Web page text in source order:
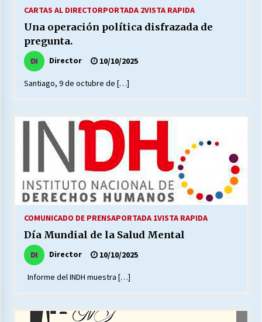
MUNICIPALIDAD, TRABAJADORES, CLIMA
13/07/2026
Escuela hospitalaria El Carmen de Maipu.
¿Qué habrían dicho?
23/06/2026
VOLVER A SER ALTERNATIVA
16/06/2026
28/05/2026
CARTAS AL DIRECTORPORTADA 2VISTA RAPIDA
Una operación política disfrazada de
pregunta.
Director 10/10/2025
Santiago, 9 de octubre de […]
COMUNICADO DE PRENSAPORTADA 1VISTA RAPIDA
Día Mundial de la Salud Mental
Director 10/10/2025
Informe del INDH muestra […]